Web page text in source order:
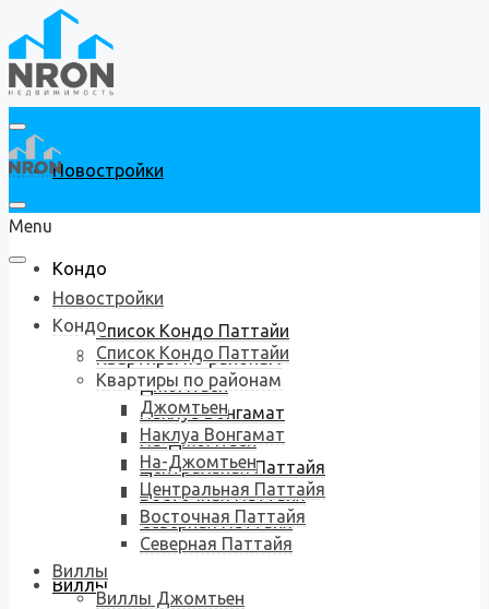
Новостройки
Кондо
Список Кондо Паттайи
Квартиры по районам
Джомтьен
Наклуа Вонгамат
На-Джомтьен
Центральная Паттайя
Восточная Паттайя
Северная Паттайя
Виллы
Menu
Новостройки
Кондо
Список Кондо Паттайи
Квартиры по районам
Джомтьен
Наклуа Вонгамат
На-Джомтьен
Центральная Паттайя
Восточная Паттайя
Северная Паттайя
Виллы
Виллы Джомтьен